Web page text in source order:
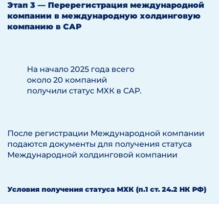
Этап 3 — Перерегистрация международной
компании в международную холдинговую
компанию в САР
На начало 2025 года всего
около 20 компаний
получили статус МХК в САР.
После регистрации Международной компании
подаются документы для получения статуса
Международной холдинговой компании
Условия получения статуса МХК (п.1 ст. 24.2 НК РФ)